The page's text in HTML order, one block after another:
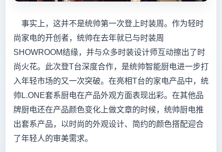
事实上，这并不是统帅第一次登上时装周。作为轻时
尚家电的开创者，统帅在去年就已与时装周
SHOWROOM结缘，并与众多时装设计师互动擦出了时
尚火花。此次登T台深度合作，是统帅智能厨电进一步打
入年轻市场的又一次突破。在亮相T台的家电产品中，统
帅L.ONE套系厨电在产品外观方面表现出彩。在其他品
牌厨电还在产品颜色变化上做文章的时候，统帅厨电推
出套系产品，以时尚的外观设计、简约的颜色搭配迎合
了年轻人的审美需求。